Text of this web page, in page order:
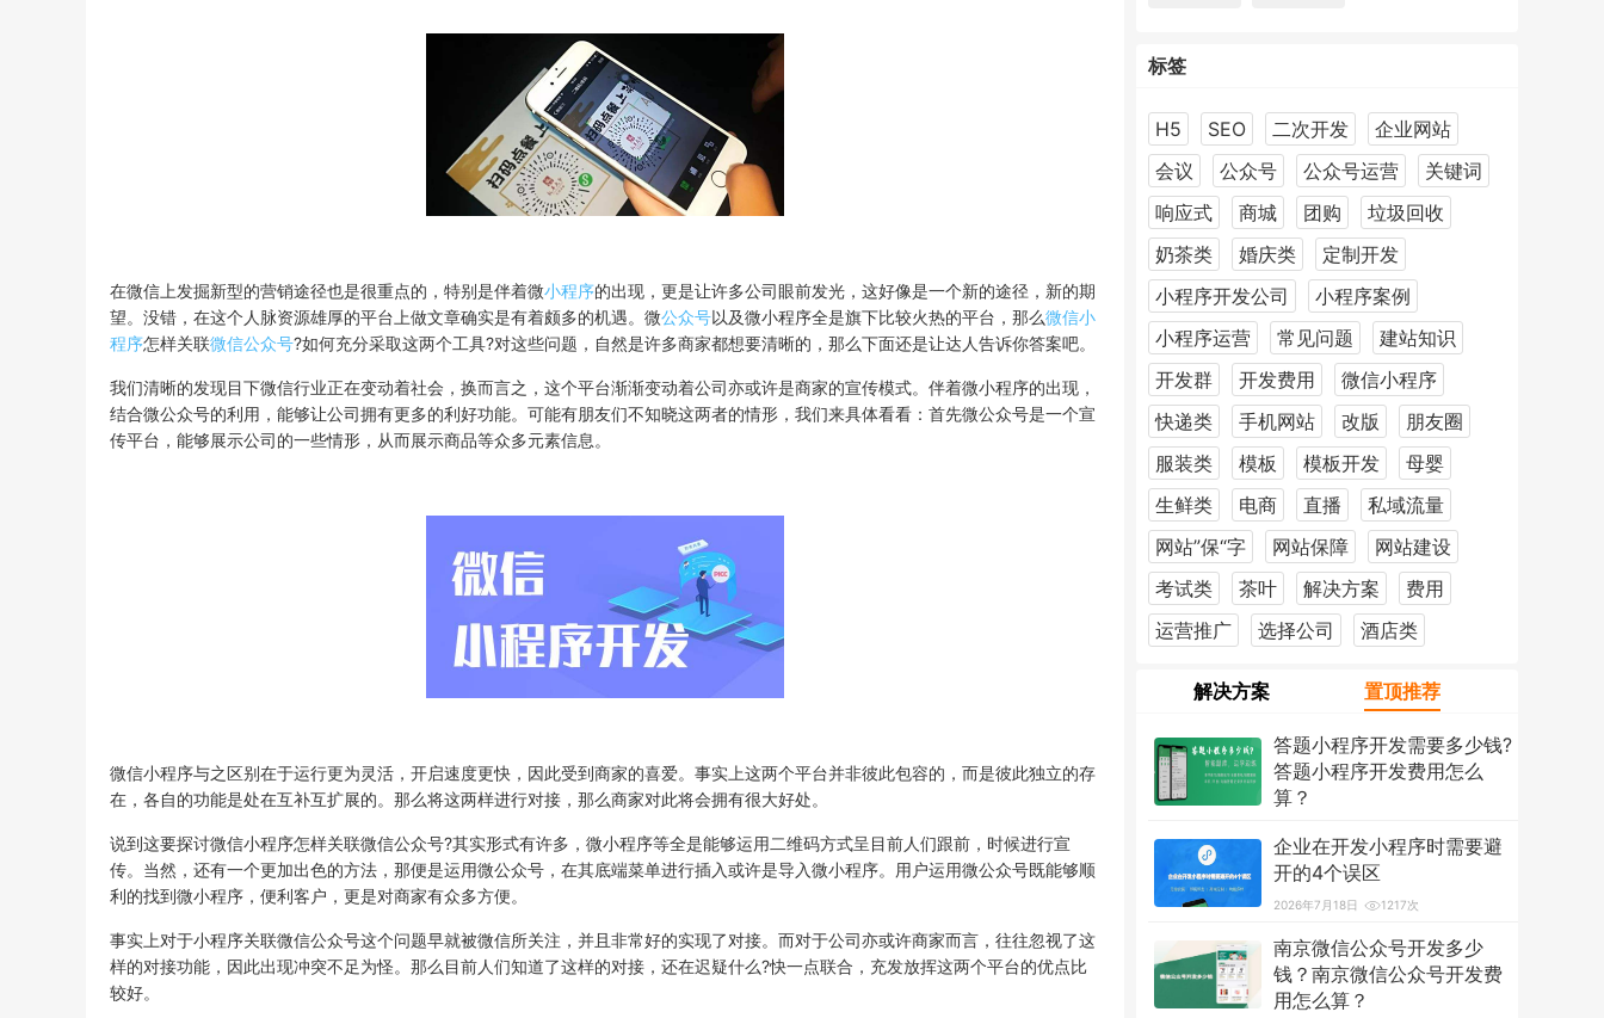
在微信上发掘新型的营销途径也是很重点的，特别是伴着微小程序的出现，更是让许多公司眼前发光，这好像是一个新的途径，新的期
望。没错，在这个人脉资源雄厚的平台上做文章确实是有着颇多的机遇。微公众号以及微小程序全是旗下比较火热的平台，那么微信小
程序怎样关联微信公众号?如何充分采取这两个工具?对这些问题，自然是许多商家都想要清晰的，那么下面还是让达人告诉你答案吧。
我们清晰的发现目下微信行业正在变动着社会，换而言之，这个平台渐渐变动着公司亦或许是商家的宣传模式。伴着微小程序的出现，
结合微公众号的利用，能够让公司拥有更多的利好功能。可能有朋友们不知晓这两者的情形，我们来具体看看：首先微公众号是一个宣
传平台，能够展示公司的一些情形，从而展示商品等众多元素信息。
微信小程序与之区别在于运行更为灵活，开启速度更快，因此受到商家的喜爱。事实上这两个平台并非彼此包容的，而是彼此独立的存
在，各自的功能是处在互补互扩展的。那么将这两样进行对接，那么商家对此将会拥有很大好处。
说到这要探讨微信小程序怎样关联微信公众号?其实形式有许多，微小程序等全是能够运用二维码方式呈目前人们跟前，时候进行宣
传。当然，还有一个更加出色的方法，那便是运用微公众号，在其底端菜单进行插入或许是导入微小程序。用户运用微公众号既能够顺
利的找到微小程序，便利客户，更是对商家有众多方便。
事实上对于小程序关联微信公众号这个问题早就被微信所关注，并且非常好的实现了对接。而对于公司亦或许商家而言，往往忽视了这
样的对接功能，因此出现冲突不足为怪。那么目前人们知道了这样的对接，还在迟疑什么?快一点联合，充发放挥这两个平台的优点比
较好。
标签
H5 SEO 二次开发
企业网站
会议
公众号 公众号运营
关键词
响应式
商城 团购
垃圾回收
奶茶类
婚庆类
定制开发
小程序开发公司
小程序案例
小程序运营
常见问题
建站知识
开发群
开发费用
微信小程序
快递类
手机网站 改版
朋友圈
服装类
模板 模板开发
母婴
生鲜类
电商 直播
私域流量
网站”保“字
网站保障
网站建设
考试类
茶叶 解决方案
费用
运营推广
选择公司 酒店类
解决方案 置顶推荐
答题小程序开发需要多少钱?
答题小程序开发费用怎么
算？
企业在开发小程序时需要避
开的4个误区
2026年7月18日 1217次
南京微信公众号开发多少
钱？南京微信公众号开发费
用怎么算？